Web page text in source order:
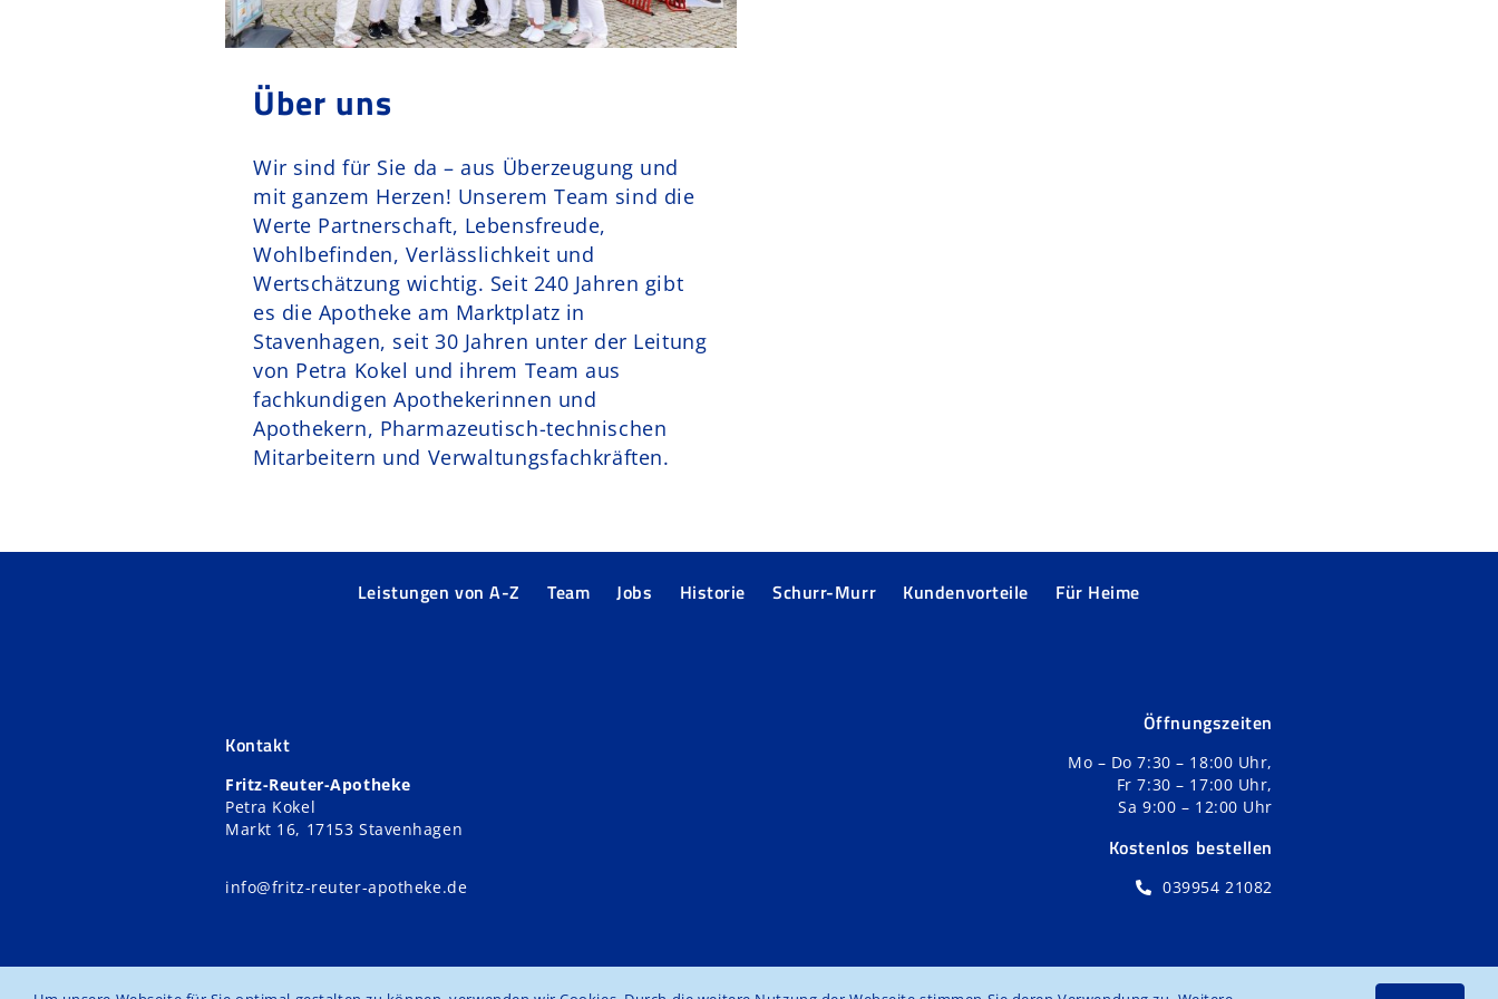
Über uns
Wir sind für Sie da – aus Überzeugung und
mit ganzem Herzen! Unserem Team sind die
Werte Partnerschaft, Lebensfreude,
Wohlbefinden, Verlässlichkeit und
Wertschätzung wichtig. Seit 240 Jahren gibt
es die Apotheke am Marktplatz in
Stavenhagen, seit 30 Jahren unter der Leitung
von Petra Kokel und ihrem Team aus
fachkundigen Apothekerinnen und
Apothekern, Pharmazeutisch-technischen
Mitarbeitern und Verwaltungsfachkräften.
Leistungen von A-Z Team Jobs Historie Schurr-Murr Kundenvorteile Für Heime
Kontakt
Fritz-Reuter-Apotheke
Petra Kokel
Markt 16, 17153 Stavenhagen
info@fritz-reuter-apotheke.de
Öffnungszeiten
Mo – Do 7:30 – 18:00 Uhr,
Fr 7:30 – 17:00 Uhr,
Sa 9:00 – 12:00 Uhr
Kostenlos bestellen
039954 21082